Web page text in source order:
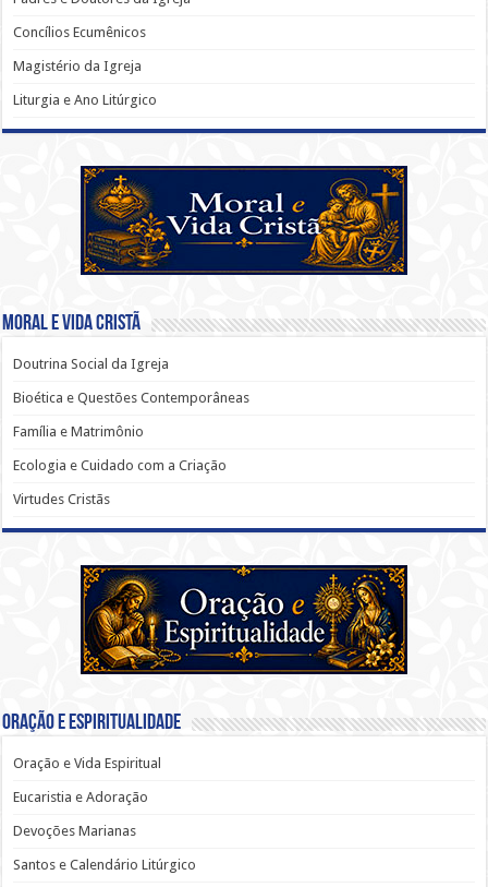
Concílios Ecumênicos
Magistério da Igreja
Liturgia e Ano Litúrgico
Moral e Vida Cristã
Doutrina Social da Igreja
Bioética e Questões Contemporâneas
Família e Matrimônio
Ecologia e Cuidado com a Criação
Virtudes Cristãs
Oração e Espiritualidade
Oração e Vida Espiritual
Eucaristia e Adoração
Devoções Marianas
Santos e Calendário Litúrgico